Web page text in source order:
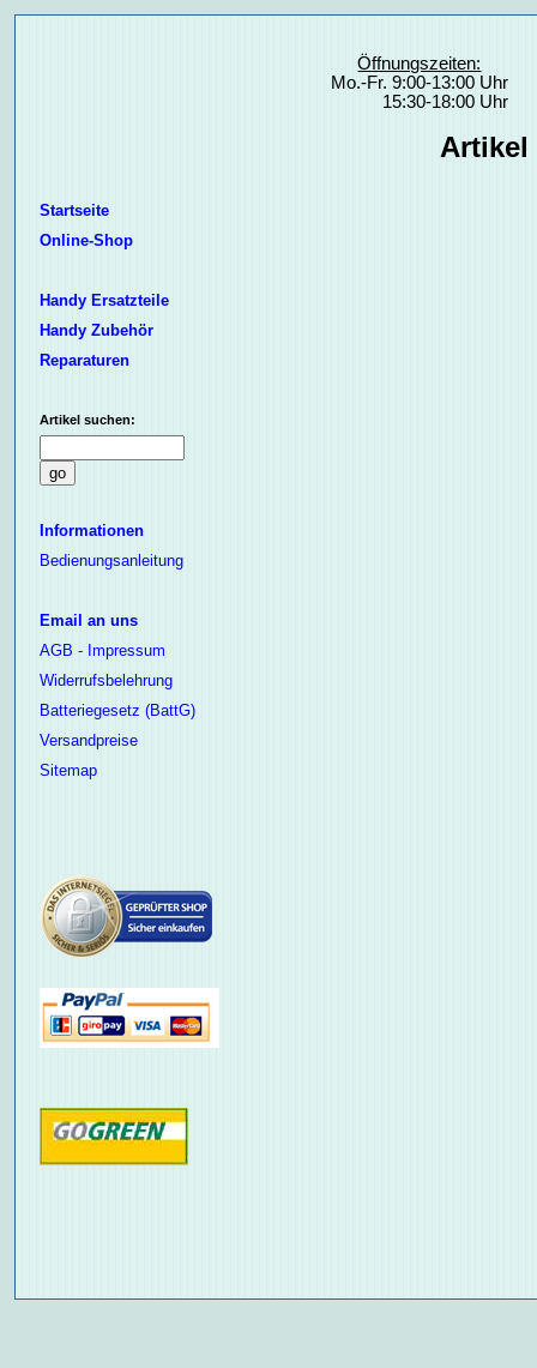
Öffnungszeiten:
Mo.-Fr. 9:00-13:00 Uhr
15:30-18:00 Uhr
Artikel
Startseite
Online-Shop
Handy Ersatzteile
Handy Zubehör
Reparaturen
Artikel suchen:
Informationen
Bedienungsanleitung
Email an uns
AGB - Impressum
Widerrufsbelehrung
Batteriegesetz (BattG)
Versandpreise
Sitemap